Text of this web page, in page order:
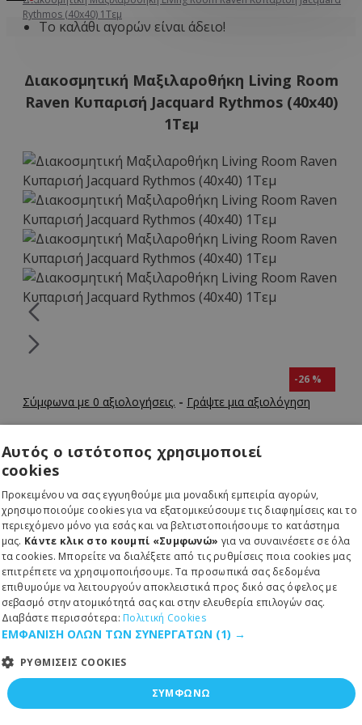
Το καλάθι αγορών είναι άδειο!
Rythmos (40x40) 1Τεμ
Διακοσμητική Μαξιλαροθήκη Living Room
Raven Κυπαρισή Jacquard Rythmos (40x40)
1Τεμ
-26 %
Σύμφωνα με 0 αξιολογήσεις. - Γράψτε μια αξιολόγηση
7,40€
10,00€
51-251-0517
MPN: 261-310-2881
Rythmos
Αυτός ο ιστότοπος χρησιμοποιεί
cookies
Προκειμένου να σας εγγυηθούμε μια μοναδική εμπειρία αγορών,
χρησιμοποιούμε cookies για να εξατομικεύσουμε τις διαφημίσεις και το
περιεχόμενο μόνο για εσάς και να βελτιστοποιήσουμε το κατάστημα
μας. Κάντε κλικ στο κουμπί «Συμφωνώ» για να συναινέσετε σε όλα
τα cookies. Μπορείτε να διαλέξετε από τις ρυθμίσεις ποια cookies μας
επιτρέπετε να χρησιμοποιήσουμε. Τα προσωπικά σας δεδομένα
επιθυμούμε να λειτουργούν αποκλειστικά προς δικό σας όφελος με
σεβασμό στην ατομικότητά σας και στην ελευθερία επιλογών σας.
Διαβάστε περισσότερα: Πολιτική Cookies
ΕΜΦΑΝΙΣΗ ΟΛΩΝ ΤΩΝ ΣΥΝΕΡΓΑΤΩΝ (1) →
ΡΥΘΜΙΣΕΙΣ COOKIES
ΣΥΜΦΩΝΩ